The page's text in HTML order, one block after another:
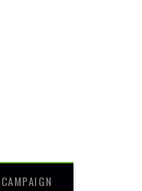
CAMPAIGN